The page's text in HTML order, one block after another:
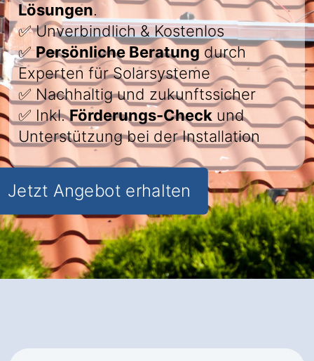
Lösungen.
✅ Unverbindlich & Kostenlos
✅Persönliche Beratung durch
Experten für Solarsysteme
✅ Nachhaltig und zukunftssicher
✅ Inkl.Förderungs-Check und
Unterstützung bei der Installation
Jetzt Angebot erhalten